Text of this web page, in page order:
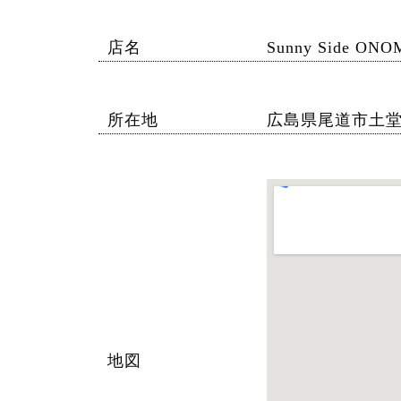
店名 Sunny Side
所在地 広島県尾道市土
地図